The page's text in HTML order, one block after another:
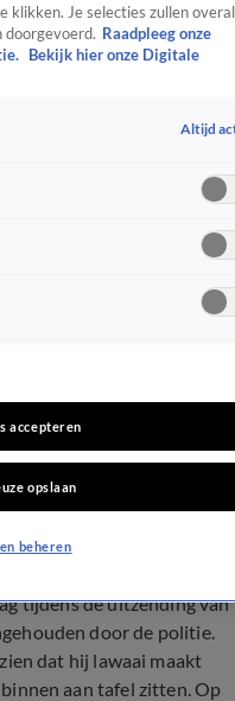
RealityCrimeVideo's
bij
tijdens de uitzending van
door de politie.
dat hij lawaai maakt
aan tafel zitten. Op
klikken. Je selecties zullen overal
doorgevoerd. Raadpleeg onze
Bekijk hier onze Digitale
Altijd
accepteren
opslaan
beheren